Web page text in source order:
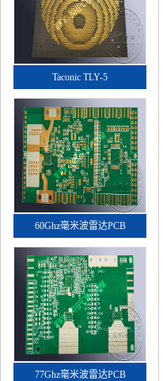
Taconic TLY-5
60Ghz毫米波雷达PCB
77Ghz毫米波雷达PCB